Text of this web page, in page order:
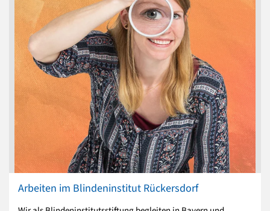
Arbeiten im Blindeninstitut Rückersdorf